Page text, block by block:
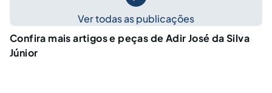
Ver todas as publicações
Confira mais artigos e peças de Adir José da Silva
Júnior